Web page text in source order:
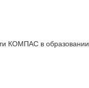
КОМПАС в образовании